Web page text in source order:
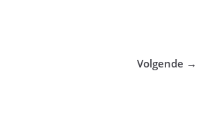
Volgende →